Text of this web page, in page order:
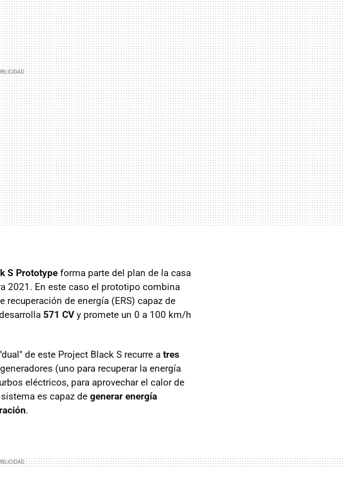
S Prototype forma parte del plan de la casa
2021. En este caso el prototipo combina
recuperación de energía (ERS) capaz de
571 CVy promete un 0 a 100 km/h
de este Project Black S recurre a tres
(uno para recuperar la energía
eléctricos, para aprovechar el calor de
es capaz de generar energía
.